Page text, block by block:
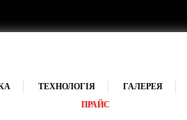
ТЕХНОЛОГІЯ ГАЛЕРЕЯ
ПРАЙС